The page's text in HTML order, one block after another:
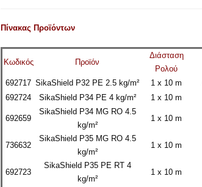
Πίνακας Προϊόντων
Κωδικός Προϊόν
Διάσταση
Ρολού
692717 SikaShield P32 PE 2.5 kg/m² 1 x 10 m
692724
SikaShield P34 PE 4 kg/m² 1 x 10 m
692659
SikaShield P34 MG RO 4.5
kg/m²
1 x 10 m
736632
SikaShield P35 MG RO 4.5
kg/m²
1 x 10 m
692723
SikaShield P35 PE RT 4
kg/m²
1 x 10 m